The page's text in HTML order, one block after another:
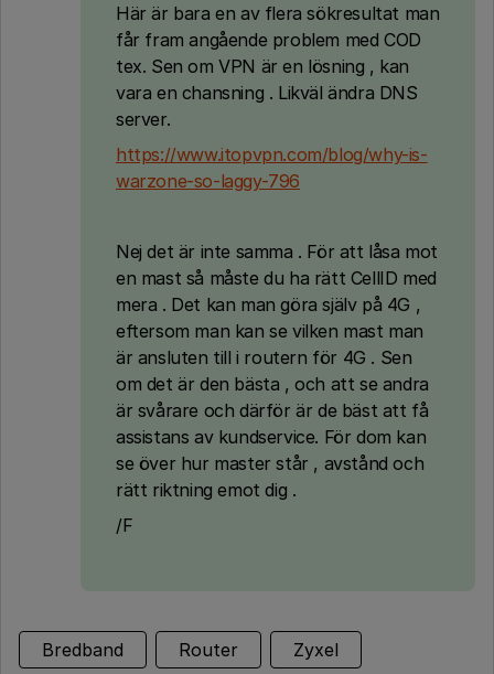
Här är bara en av flera sökresultat man
får fram angående problem med COD
tex. Sen om VPN är en lösning , kan
vara en chansning . Likväl ändra DNS
server.
https://www.itopvpn.com/blog/why-is-
warzone-so-laggy-796
Nej det är inte samma . För att låsa mot
en mast så måste du ha rätt CellID med
mera . Det kan man göra själv på 4G ,
eftersom man kan se vilken mast man
är ansluten till i routern för 4G . Sen
om det är den bästa , och att se andra
är svårare och därför är de bäst att få
assistans av kundservice. För dom kan
se över hur master står , avstånd och
rätt riktning emot dig .
/F
Bredband Router Zyxel